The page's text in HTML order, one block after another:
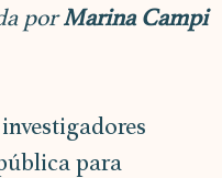
por Marina Campi
para